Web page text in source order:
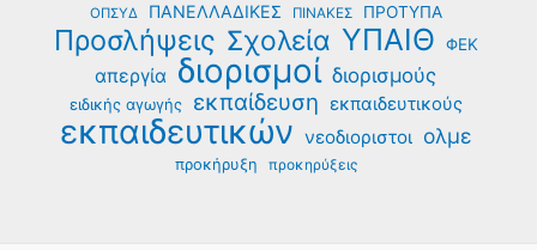
ΟΠΣΥΔ
ΠΑΝΕΛΛΑΔΙΚΕΣ ΠΙΝΑΚΕΣ ΠΡΟΤΥΠΑ
Προσλήψεις Σχολεία ΥΠΑΙΘ ΦΕΚ
απεργία διορισμοί διορισμούς
ειδικής αγωγής εκπαίδευση εκπαιδευτικούς
εκπαιδευτικών νεοδιοριστοι ολμε
προκήρυξη προκηρύξεις